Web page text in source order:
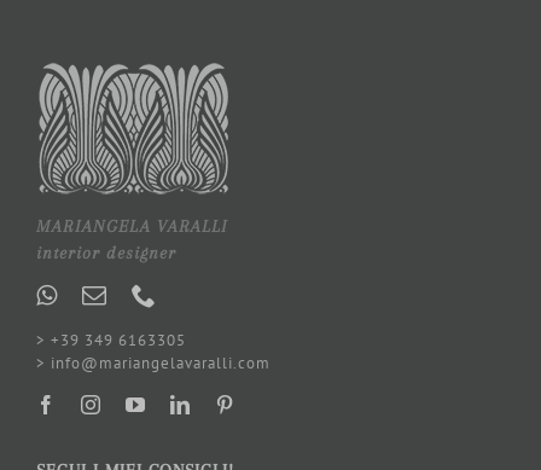
MARIANGELA VARALLI
interior designer
> +39 349 6163305
> info@mariangelavaralli.com